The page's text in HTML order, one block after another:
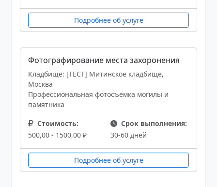
Подробнее об услуге
Фотографирование места захоронения
Кладбище: [ТЕСТ] Митинское кладбище,
Москва
Профессиональная фотосъемка могилы и
памятника
Стоимость:
500,00 - 1500,00 ₽
Срок выполнения:
30-60 дней
Подробнее об услуге